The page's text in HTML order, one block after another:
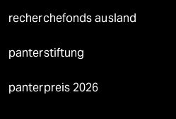
recherchefonds ausland
panterstiftung
panterpreis 2026